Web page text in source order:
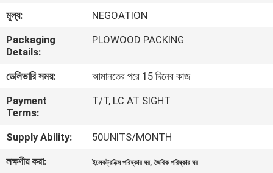
নিয়ন্ত্রণ
আমাদের
সাথে
যোগাযোগ
খবর
মূল্য:
NEGOATION
Packaging
Details:
PLOWOOD PACKING
ডেলিভারি সময়:
আমানতের পরে 15 দিনের কাজ
Payment
Terms:
T/T, LC AT SIGHT
Supply Ability:
50UNITS/MONTH
লক্ষণীয় করা:
ইলেকট্রনিক্স পরিষ্কার ঘর,জৈবিক পরিষ্কার ঘর